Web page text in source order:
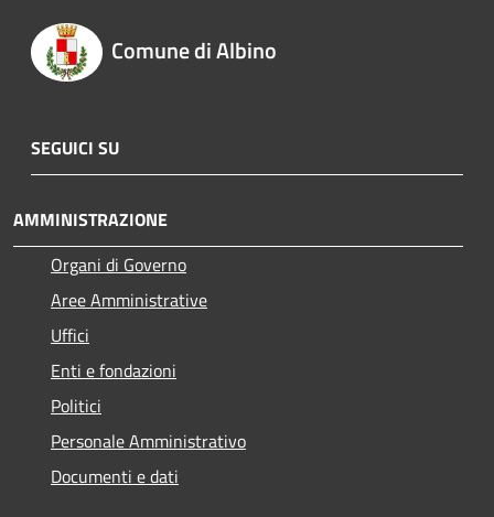
Comune di Albino
SEGUICI SU
AMMINISTRAZIONE
Organi di Governo
Aree Amministrative
Uffici
Enti e fondazioni
Politici
Personale Amministrativo
Documenti e dati